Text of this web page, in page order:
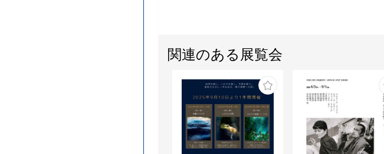
関連のある展覧会